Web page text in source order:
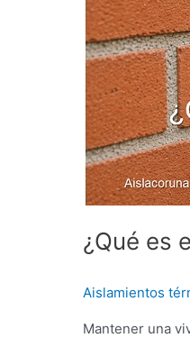
¿Qué es
Aislamientos
Mantener una